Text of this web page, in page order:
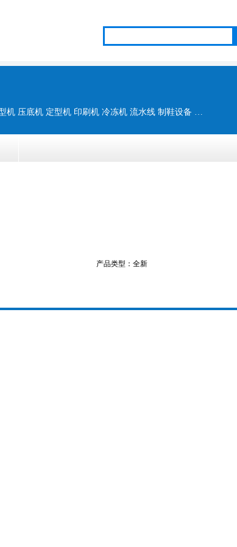
鞋业制造的数字化 自动化整厂设备供应商 后踵定型机 压底机 定型机 印刷机 冷冻机 流水线 制鞋设备 制鞋成型线 高频设备
产品类型：全新